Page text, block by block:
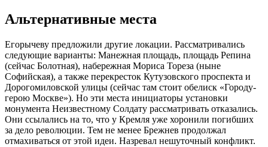
Альтернативные места
Егорычеву предложили другие локации. Рассматривались
следующие варианты: Манежная площадь, площадь Репина
(сейчас Болотная), набережная Мориса Тореза (ныне
Софийская), а также перекресток Кутузовского проспекта и
Дорогомиловской улицы (сейчас там стоит обелиск «Городу-
герою Москве»). Но эти места инициаторы установки
монумента Неизвестному Солдату рассматривать отказались.
Они ссылались на то, что у Кремля уже хоронили погибших
за дело революции. Тем не менее Брежнев продолжал
отмахиваться от этой идеи. Назревал нешуточный конфликт.